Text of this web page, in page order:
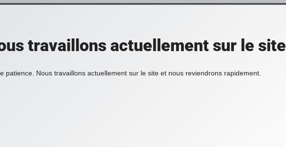
travaillons actuellement sur le site
patience. Nous travaillons actuellement sur le site et nous reviendrons rapidement.